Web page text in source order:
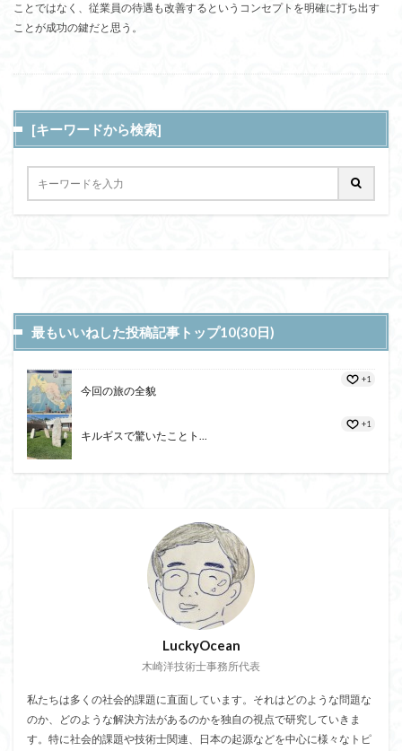
ことではなく、従業員の待遇も改善するというコンセプトを明確に打ち出す
ことが成功の鍵だと思う。
[キーワードから検索]
最もいいねした投稿記事トップ10(30日)
今回の旅の全貌
+1
キルギスで驚いたことト...
+1
LuckyOcean
木崎洋技術士事務所代表
私たちは多くの社会的課題に直面しています。それはどのような問題な
のか、どのような解決方法があるのかを独自の視点で研究していきま
す。特に社会的課題や技術士関連、日本の起源などを中心に様々なトピ